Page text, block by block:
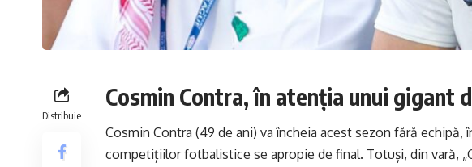
Distribuie
Cosmin Contra, în atenția unui gigant
Cosmin Contra (49 de ani) va încheia acest sezon fără echipă,
competițiilor fotbalistice se apropie de final. Totuși, din vară,